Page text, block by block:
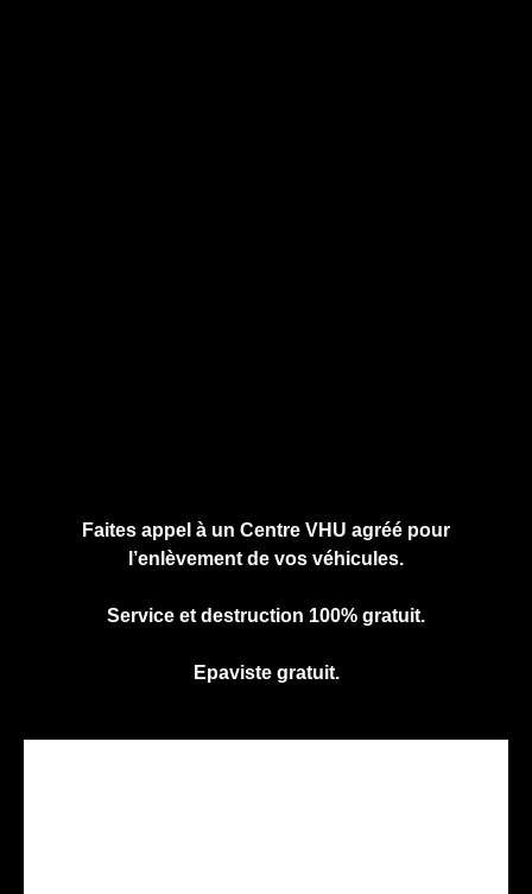
Faites appel à un Centre VHU agréé pour
l’enlèvement de vos véhicules.
Service et destruction 100% gratuit.
Epaviste gratuit.